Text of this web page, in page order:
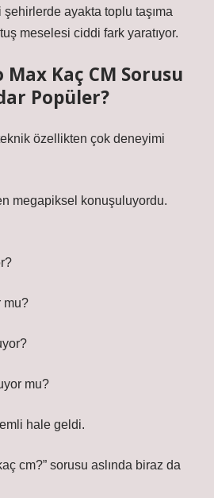
ayakta toplu taşıma
meselesi ciddi fark yaratıyor.
Max Kaç CM Sorusu
Popüler?
özellikten çok deneyimi
megapiksel konuşuluyordu.
mu?
mu?
hale geldi.
cm?” sorusu aslında biraz da